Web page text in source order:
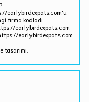
earlybirdexpats.com'u
firma kodladı.
earlybirdexpats.com
earlybirdexpats.com